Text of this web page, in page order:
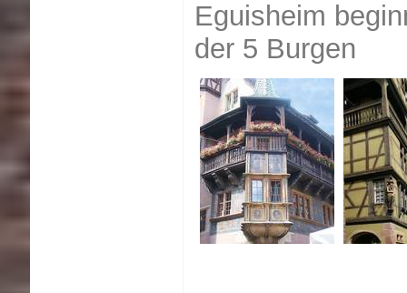
Eguisheim
der 5 Burgen